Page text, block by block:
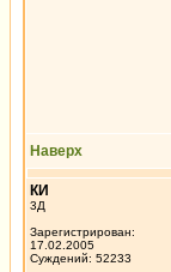
Наверх
КИ
3Д
Зарегистрирован:
17.02.2005
Суждений: 52233